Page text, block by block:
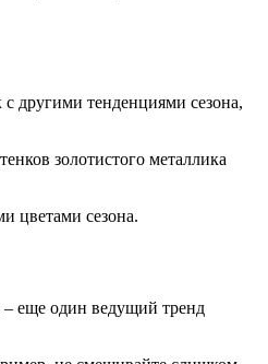
с другими тенденциями сезона,
золотистого металлика
цветами сезона.
– еще один ведущий тренд